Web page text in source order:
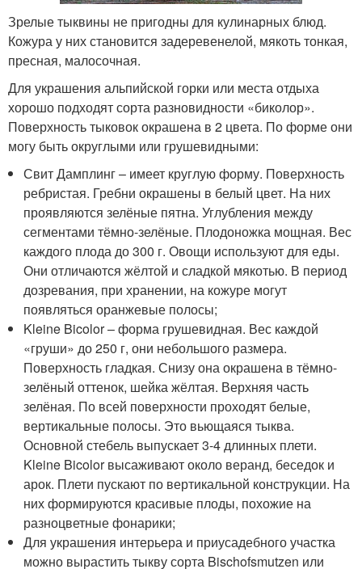
Зрелые тыквины не пригодны для кулинарных блюд.
Кожура у них становится задеревенелой, мякоть тонкая,
пресная, малосочная.
Для украшения альпийской горки или места отдыха
хорошо подходят сорта разновидности «биколор».
Поверхность тыковок окрашена в 2 цвета. По форме они
могу быть округлыми или грушевидными:
Свит Дамплинг – имеет круглую форму. Поверхность
ребристая. Гребни окрашены в белый цвет. На них
проявляются зелёные пятна. Углубления между
сегментами тёмно-зелёные. Плодоножка мощная. Вес
каждого плода до 300 г. Овощи используют для еды.
Они отличаются жёлтой и сладкой мякотью. В период
дозревания, при хранении, на кожуре могут
появляться оранжевые полосы;
Kleine Bicolor – форма грушевидная. Вес каждой
«груши» до 250 г, они небольшого размера.
Поверхность гладкая. Снизу она окрашена в тёмно-
зелёный оттенок, шейка жёлтая. Верхняя часть
зелёная. По всей поверхности проходят белые,
вертикальные полосы. Это вьющаяся тыква.
Основной стебель выпускает 3-4 длинных плети.
Kleine Bicolor высаживают около веранд, беседок и
арок. Плети пускают по вертикальной конструкции. На
них формируются красивые плоды, похожие на
разноцветные фонарики;
Для украшения интерьера и приусадебного участка
можно вырастить тыкву сорта Bischofsmutzen или